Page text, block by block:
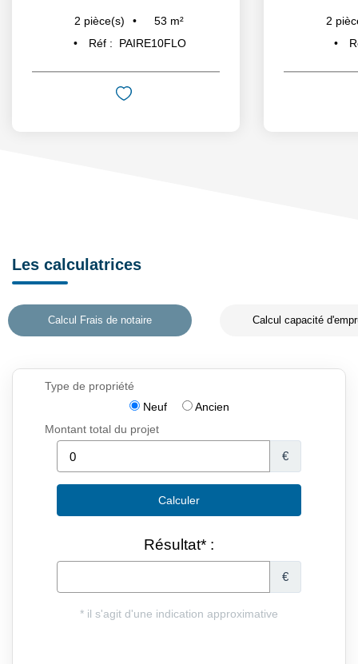
2 pièce(s) 53 m²
Réf :
PAIRE10FLO
2
Les calculatrices
Calcul Frais de notaire Calcul capacité